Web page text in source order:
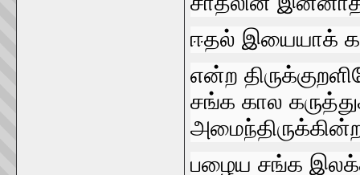
ஈதல்‌ இயையாக்‌
என்ற
சங்க கால
பழைய சங்க